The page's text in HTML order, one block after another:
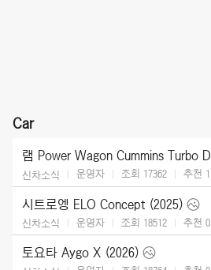
Car
신차소식 운영자 조회 17362 추천 1
시트로엥 ELO Concept (2025)
신차소식 운영자 조회 18512 추천 0
토요타 Aygo X (2026)